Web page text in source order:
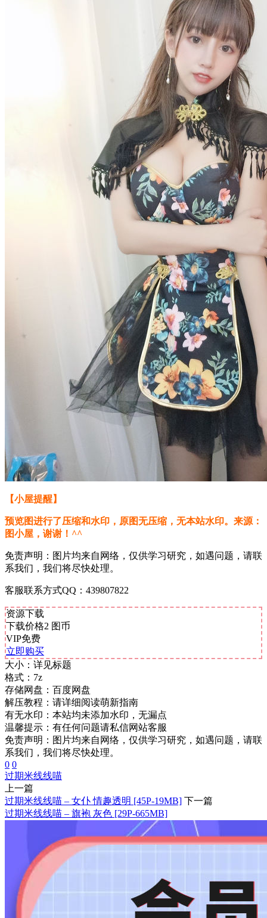
【小屋提醒】
预览图进行了压缩和水印，原图无压缩，无本站水印。来源：
图小屋，谢谢！^^
免责声明：图片均来自网络，仅供学习研究，如遇问题，请联
系我们，我们将尽快处理。
客服联系方式QQ：439807822
资源下载
下载价格2 图币
VIP免费
立即购买
大小： 详见标题
格式： 7z
存储网盘： 百度网盘
解压教程： 请详细阅读萌新指南
有无水印： 本站均未添加水印，无漏点
温馨提示： 有任何问题请私信网站客服
免责声明：图片均来自网络，仅供学习研究，如遇问题，请联
系我们，我们将尽快处理。
0 0
过期米线线喵
上一篇
过期米线线喵 – 女仆 情趣透明 [45P-19MB] 下一篇
过期米线线喵 – 旗袍 灰色 [29P-665MB]